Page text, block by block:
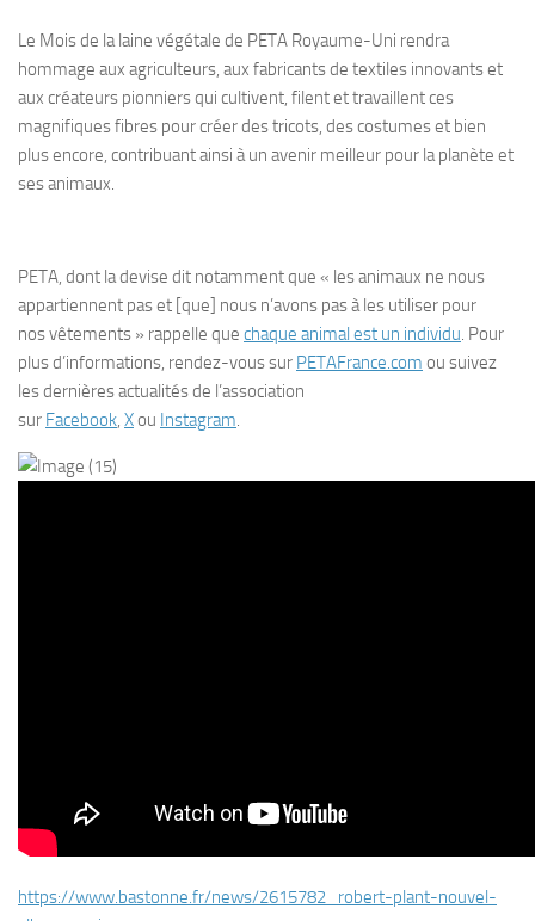
Le Mois de la laine végétale de PETA Royaume-Uni rendra
hommage aux agriculteurs, aux fabricants de textiles innovants et
aux créateurs pionniers qui cultivent, filent et travaillent ces
magnifiques fibres pour créer des tricots, des costumes et bien
plus encore, contribuant ainsi à un avenir meilleur pour la planète et
ses animaux.
PETA, dont la devise dit notamment que « les animaux ne nous
appartiennent pas et [que] nous n’avons pas à les utiliser pour
nos vêtements » rappelle que chaque animal est un individu. Pour
plus d’informations, rendez-vous sur PETAFrance.com ou suivez
les dernières actualités de l’association
sur Facebook, Xou Instagram.
https://www.bastonne.fr/news/2615782_robert-plant-nouvel-